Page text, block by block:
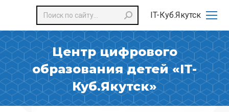
IT-Куб.Якутск
Поиск:
Центр цифрового
образования детей «IT-
Куб.Якутск»